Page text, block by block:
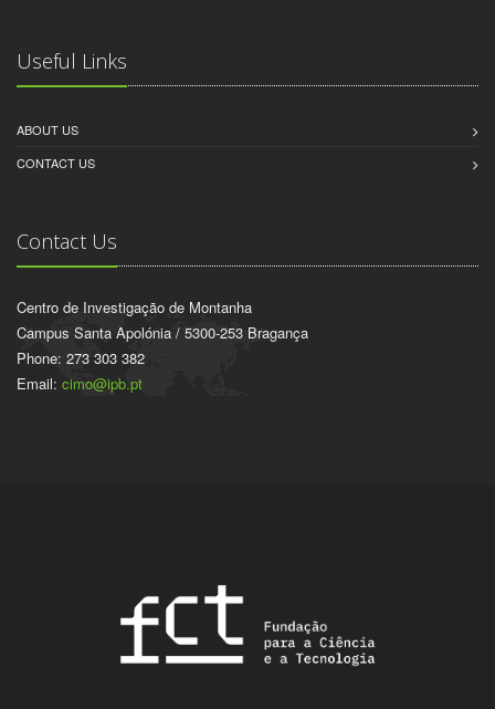
Useful Links
ABOUT US
CONTACT US
Contact Us
Centro de Investigação de Montanha
Campus Santa Apolónia / 5300-253 Bragança
Phone: 273 303 382
Email: cimo@ipb.pt